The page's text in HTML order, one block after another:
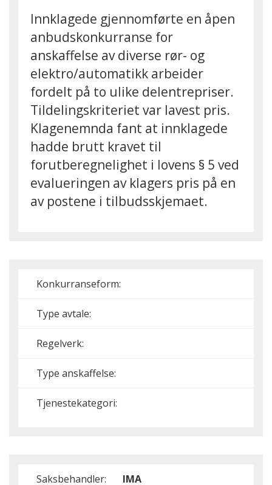
Innklagede gjennomførte en åpen
anbudskonkurranse for
anskaffelse av diverse rør- og
elektro/automatikk arbeider
fordelt på to ulike delentrepriser.
Tildelingskriteriet var lavest pris.
Klagenemnda fant at innklagede
hadde brutt kravet til
forutberegnelighet i lovens § 5 ved
evalueringen av klagers pris på en
av postene i tilbudsskjemaet.
Konkurranseform:
Type avtale:
Regelverk:
Type anskaffelse:
Tjenestekategori:
Saksbehandler: IMA